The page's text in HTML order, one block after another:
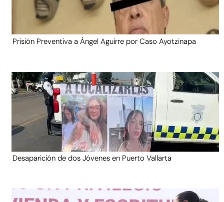
Prisión Preventiva a Ángel Aguirre por Caso Ayotzinapa
Desaparición de dos Jóvenes en Puerto Vallarta